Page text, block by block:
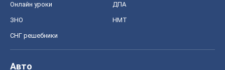
Онлайн уроки ДПА
ЗНО НМТ
СНГ решебники
Авто